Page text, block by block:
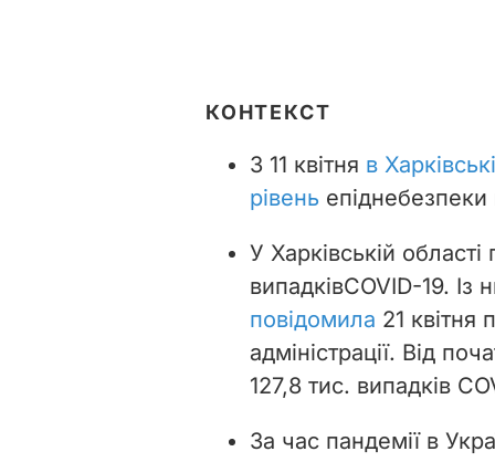
КОНТЕКСТ
З 11 квітня в
рівень епіднебезпеки
У Харківській
випадківCOVID-19. Із
повідомила 21 квітня
адміністрації. Від
127,8 тис. випадків
За час пандемії в